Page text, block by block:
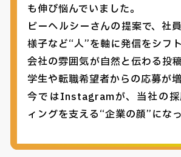
も伸び悩んでいました。
ビーヘルシーさんの提案で、社
様子など“人”を軸に発信をシフト
会社の雰囲気が自然と伝わる投
学生や転職希望者からの応募が増
今ではInstagramが、当社の
ィングを支える“企業の顔”になっ